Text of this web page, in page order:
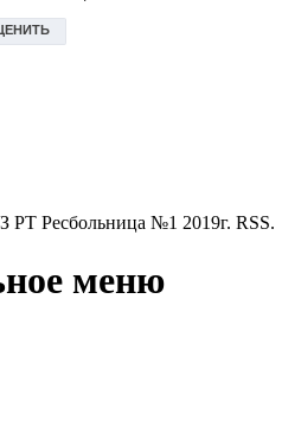
Ресбольница №1 2019г. RSS.
меню